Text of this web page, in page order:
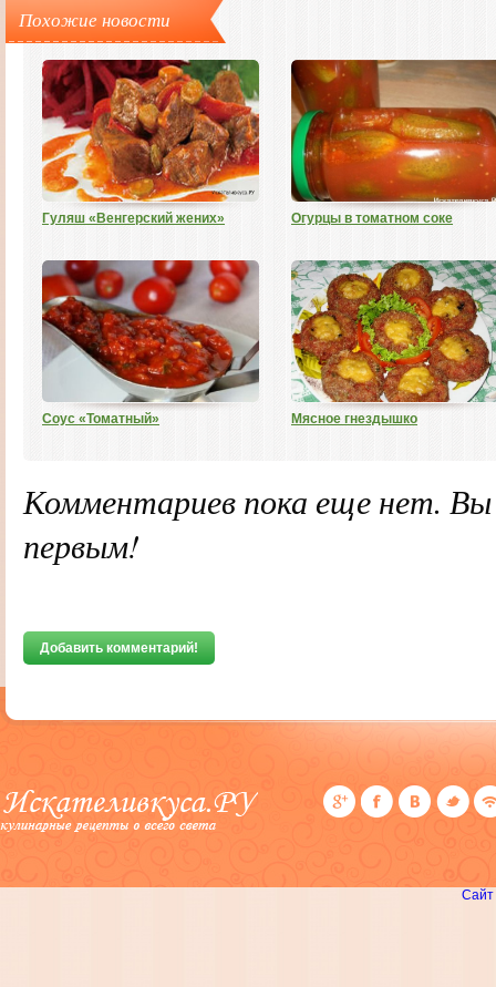
Похожие новости
Гуляш «Венгерский жених» Огурцы в томатном соке
Соус «Томатный» Мясное гнездышко
Комментариев пока еще нет.
первым!
Добавить комментарий!
Сайт